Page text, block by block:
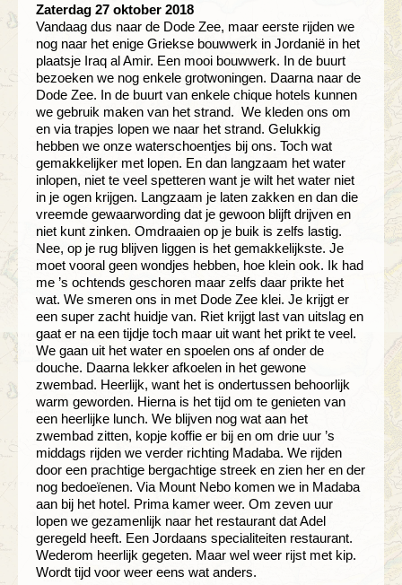
Zaterdag 27 oktober 2018
Vandaag dus naar de Dode Zee, maar eerste rijden we
nog naar het enige Griekse bouwwerk in Jordanië in het
plaatsje Iraq al Amir. Een mooi bouwwerk. In de buurt
bezoeken we nog enkele grotwoningen. Daarna naar de
Dode Zee. In de buurt van enkele chique hotels kunnen
we gebruik maken van het strand. We kleden ons om
en via trapjes lopen we naar het strand. Gelukkig
hebben we onze waterschoentjes bij ons. Toch wat
gemakkelijker met lopen. En dan langzaam het water
inlopen, niet te veel spetteren want je wilt het water niet
in je ogen krijgen. Langzaam je laten zakken en dan die
vreemde gewaarwording dat je gewoon blijft drijven en
niet kunt zinken. Omdraaien op je buik is zelfs lastig.
Nee, op je rug blijven liggen is het gemakkelijkste. Je
moet vooral geen wondjes hebben, hoe klein ook. Ik had
me ’s ochtends geschoren maar zelfs daar prikte het
wat. We smeren ons in met Dode Zee klei. Je krijgt er
een super zacht huidje van. Riet krijgt last van uitslag en
gaat er na een tijdje toch maar uit want het prikt te veel.
We gaan uit het water en spoelen ons af onder de
douche. Daarna lekker afkoelen in het gewone
zwembad. Heerlijk, want het is ondertussen behoorlijk
warm geworden. Hierna is het tijd om te genieten van
een heerlijke lunch. We blijven nog wat aan het
zwembad zitten, kopje koffie er bij en om drie uur ’s
middags rijden we verder richting Madaba. We rijden
door een prachtige bergachtige streek en zien her en der
nog bedoeïenen. Via Mount Nebo komen we in Madaba
aan bij het hotel. Prima kamer weer. Om zeven uur
lopen we gezamenlijk naar het restaurant dat Adel
geregeld heeft. Een Jordaans specialiteiten restaurant.
Wederom heerlijk gegeten. Maar wel weer rijst met kip.
Wordt tijd voor weer eens wat anders.